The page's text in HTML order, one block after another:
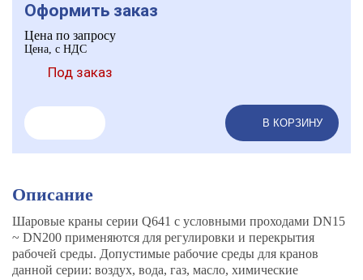
Оформить заказ
Цена по запросу
Цена, с НДС
Под заказ
В КОРЗИНУ
Описание
Шаровые краны серии Q641 с условными проходами DN15
~ DN200 применяются для регулировки и перекрытия
рабочей среды. Допустимые рабочие среды для кранов
данной серии: воздух, вода, газ, масло, химические